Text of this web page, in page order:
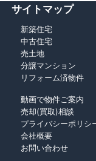
サイトマップ
新築住宅
中古住宅
売土地
分譲マンション
リフォーム済物件
動画で物件ご案内
売却(買取)相談
プライバシーポリシ
会社概要
お問い合わせ